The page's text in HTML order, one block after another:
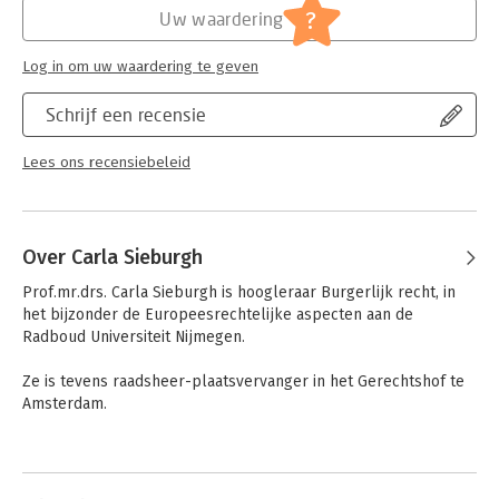
aandacht besteed aan grondrechten, Europees recht en
Verbintenissenrecht
Serie:
Schrijf een recensie
Lees ons recensiebeleid
Uw waardering ?
Log in om uw waardering te geven
Over Carla Sieburgh
Prof.mr.drs. Carla Sieburgh is hoogleraar Burgerlijk recht, in
het bijzonder de Europeesrechtelijke aspecten aan de
Radboud Universiteit Nijmegen.
Ze is tevens raadsheer-plaatsvervanger in het Gerechtshof te
Amsterdam.
Andere boeken door Carla Sieburgh